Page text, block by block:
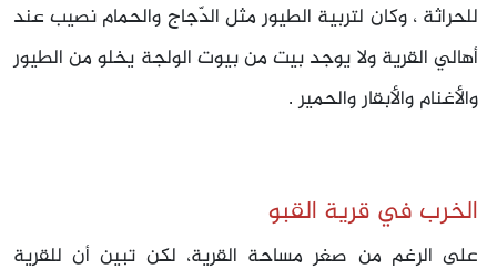
للحراثة ، وكان لتربية الطيور مثل الدّجاج والحمام نصيب عند
أهالي القرية ولا يوجد بيت من بيوت الولجة يخلو من الطيور
والأغنام والأبقار والحمير .
الخرب في قرية القبو
على الرغم من صغر مساحة القرية، لكن تبين أن للقرية